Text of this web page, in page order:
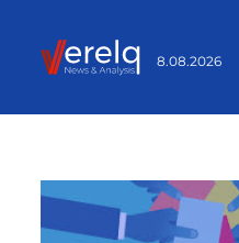
8.08.2026